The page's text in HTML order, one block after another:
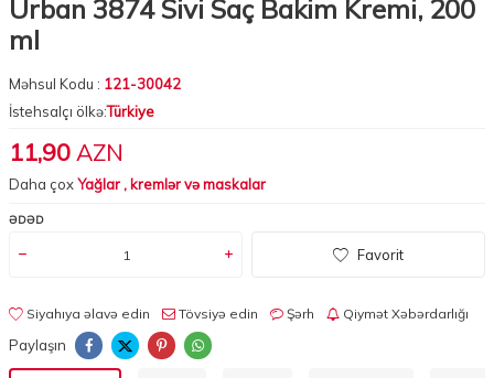
Urban 3874 Sivi Saç Bakim Kremi, 200
ml
Məhsul Kodu : 121-30042
İstehsalçı ölkə:Türkiye
11,90 AZN
Daha çoxYağlar , kremlər və maskalar
ƏDƏD
Favorit
Siyahıya əlavə edin Tövsiyə edin Şərh Qiymət Xəbərdarlığı
Paylaşın